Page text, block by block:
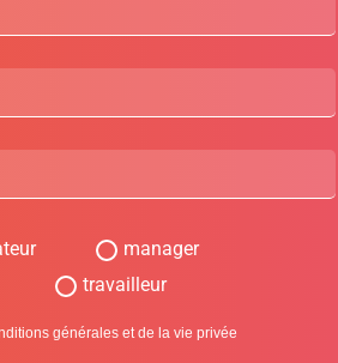
manager
travailleur
générales et de la vie privée